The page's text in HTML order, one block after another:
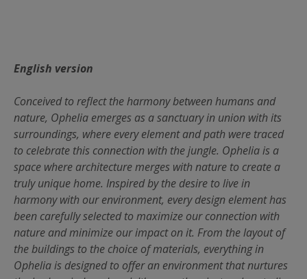
English version
Conceived to reflect the harmony between humans and
nature, Ophelia emerges as a sanctuary in union with its
surroundings, where every element and path were traced
to celebrate this connection with the jungle. Ophelia is a
space where architecture merges with nature to create a
truly unique home. Inspired by the desire to live in
harmony with our environment, every design element has
been carefully selected to maximize our connection with
nature and minimize our impact on it. From the layout of
the buildings to the choice of materials, everything in
Ophelia is designed to offer an environment that nurtures